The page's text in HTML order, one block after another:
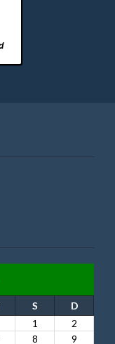
S
D
1
2
8
9